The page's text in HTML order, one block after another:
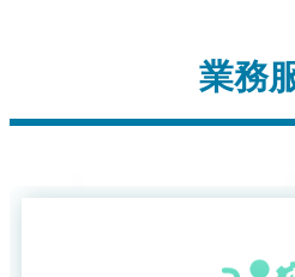
業務